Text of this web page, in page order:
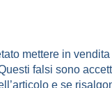
mettere in
falsi sono
e se